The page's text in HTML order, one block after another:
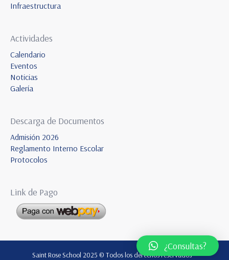
Infraestructura
Actividades
Calendario
Eventos
Noticias
Galería
Descarga de Documentos
Admisión 2026
Reglamento Interno Escolar
Protocolos
Link de Pago
Saint Rose School 2025 © Todos los derechos reservados
¿Consultas?